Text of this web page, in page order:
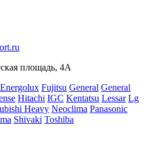
площадь, 4А
Energolux Fujitsu General General
Hitachi IGC Kentatsu Lessar Lg
Heavy Neoclima Panasonic
Shivaki Toshiba